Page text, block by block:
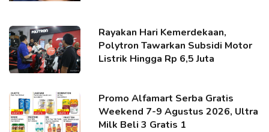
Rayakan Hari Kemerdekaan,
Polytron Tawarkan Subsidi Motor
Listrik Hingga Rp 6,5 Juta
Promo Alfamart Serba Gratis
Weekend 7-9 Agustus 2026, Ultra
Milk Beli 3 Gratis 1